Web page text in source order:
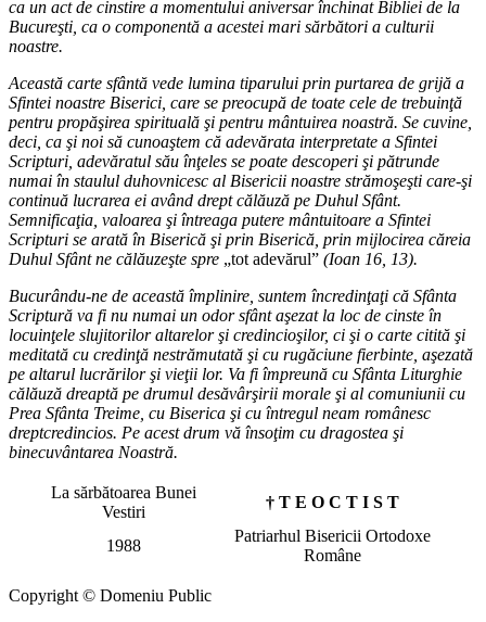
ca un act de cinstire a momentului aniversar închinat Bibliei de la
Bucureşti, ca o componentă a acestei mari sărbători a culturii
noastre.
Această carte sfântă vede lumina tiparului prin purtarea de grijă a
Sfintei noastre Biserici, care se preocupă de toate cele de trebuinţă
pentru propăşirea spirituală şi pentru mântuirea noastră. Se cuvine,
deci, ca şi noi să cunoaştem că adevărata interpretate a Sfintei
Scripturi, adevăratul său înţeles se poate descoperi şi pătrunde
numai în staulul duhovnicesc al Bisericii noastre strămoşeşti care-şi
continuă lucrarea ei având drept călăuză pe Duhul Sfânt.
Semnificaţia, valoarea şi întreaga putere mântuitoare a Sfintei
Scripturi se arată în Biserică şi prin Biserică, prin mijlocirea căreia
Duhul Sfânt ne călăuzeşte spre „tot adevărul” (Ioan 16, 13).
Bucurându-ne de această împlinire, suntem încredinţaţi că Sfânta
Scriptură va fi nu numai un odor sfânt aşezat la loc de cinste în
locuinţele slujitorilor altarelor şi credincioşilor, ci şi o carte citită şi
meditată cu credinţă nestrămutată şi cu rugăciune fierbinte, aşezată
pe altarul lucrărilor şi vieţii lor. Va fi împreună cu Sfânta Liturghie
călăuză dreaptă pe drumul desăvârşirii morale şi al comuniunii cu
Prea Sfânta Treime, cu Biserica şi cu întregul neam românesc
dreptcredincios. Pe acest drum vă însoţim cu dragostea şi
binecuvântarea Noastră.
La sărbătoarea Bunei
Vestiri
† T E O C T I S T
1988
Patriarhul Bisericii Ortodoxe
Române
Copyright © Domeniu Public